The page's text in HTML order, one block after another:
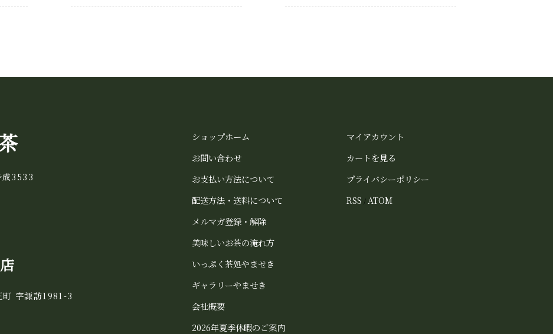
3533
字諏訪1981-3
ショップホーム
お問い合わせ
お支払い方法について
配送方法・送料について
メルマガ登録・解除
美味しいお茶の淹れ方
いっぷく茶処やませき
ギャラリーやませき
会社概要
2026年夏季休暇のご案内
マイアカウント
カートを見る
プライバシーポリシー
RSS / ATOM